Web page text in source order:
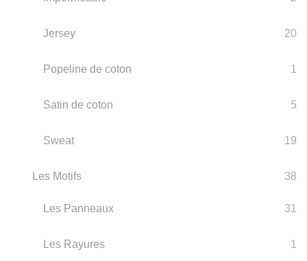
Jersey 20
Popeline de coton 1
Satin de coton 5
Sweat 19
Les Motifs 38
Les Panneaux 31
Les Rayures 1